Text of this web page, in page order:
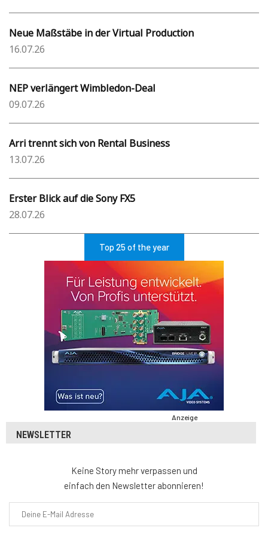
Neue Maßstäbe in der Virtual Production
16.07.26
NEP verlängert Wimbledon-Deal
09.07.26
Arri trennt sich von Rental Business
13.07.26
Erster Blick auf die Sony FX5
28.07.26
Top 25 of the year
Anzeige
NEWSLETTER
Keine Story mehr verpassen und
einfach den Newsletter abonnieren!